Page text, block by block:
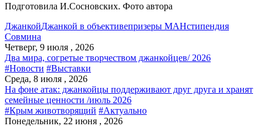
Подготовила И.Сосновских. Фото автора
ДжанкойДжанкой в объективепризеры МАНстипендия
Совмина
Четверг, 9 июля , 2026
Два мира, согретые творчеством джанкойцев/ 2026
#Новости #Выставки
Среда, 8 июля , 2026
На фоне атак: джанкойцы поддерживают друг друга и хранят
семейные ценности /июль 2026
#Крым животворящий #Актуально
Понедельник, 22 июня , 2026